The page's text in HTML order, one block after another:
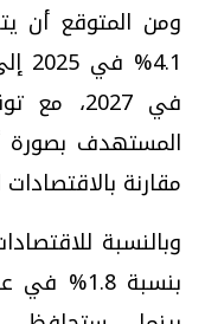
ومن المتوقع أن
في
المستهدف بصورة
مقارنة
وبالنسبة